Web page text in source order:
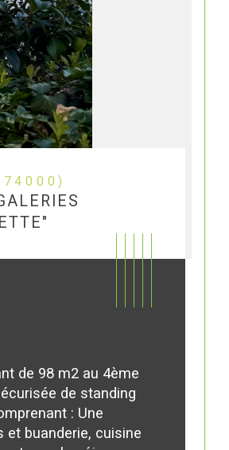
de 98 m2 au 4ème
de standing
: Une
et buanderie, cuisine